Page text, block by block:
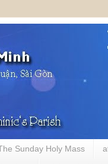
Sunday Holy Mass